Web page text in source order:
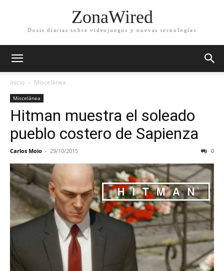
ZonaWired
Dosis diarias sobre videojuegos y nuevas tecnologías
Inicio Miscelánea
Miscelánea
Hitman muestra el soleado
pueblo costero de Sapienza
Carlos Moio - 29/10/2015 0